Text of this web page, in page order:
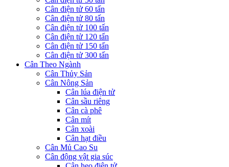
Cân điện tử 60 tấn
Cân điện tử 80 tấn
Cân điện tử 100 tấn
Cân điện tử 120 tấn
Cân điện tử 150 tấn
Cân điện tử 300 tấn
Cân Theo Ngành
Cân Thủy Sản
Cân Nông Sản
Cân lúa điện tử
Cân sầu riêng
Cân cà phê
Cân mít
Cân xoài
Cân hạt điều
Cân Mủ Cao Su
Cân động vật gia súc